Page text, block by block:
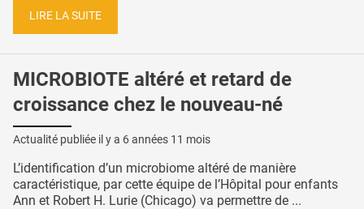
LIRE LA SUITE
MICROBIOTE altéré et retard de
croissance chez le nouveau-né
Actualité publiée il y a 6 années 11 mois
L’identification d’un microbiome altéré de manière
caractéristique, par cette équipe de l’Hôpital pour enfants
Ann et Robert H. Lurie (Chicago) va permettre de ...